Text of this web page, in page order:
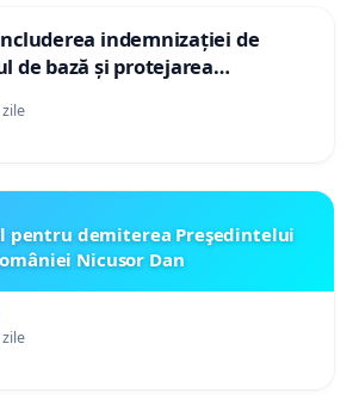
indemnizației de
de bază și protejarea
pentru asistenții
pentru demiterea Preşedintelui
Nicusor Dan